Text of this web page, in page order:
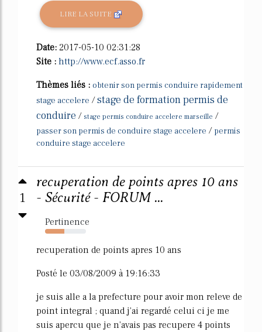
LIRE LA SUITE
Date: 2017-05-10 02:31:28
Site : http://www.ecf.asso.fr
Thèmes liés : obtenir son permis conduire rapidement
stage accelere /stage de formation permis de
conduire / stage permis conduire accelere marseille /
passer son permis de conduire stage accelere / permis
conduire stage accelere
1
recuperation de points apres 10 ans
- Sécurité - FORUM ...
Pertinence
47%
recuperation de points apres 10 ans
Posté le 03/08/2009 à 19:16:33
je suis alle a la prefecture pour avoir mon releve de
point integral ; quand j'ai regardé celui ci je me
suis apercu que je n'avais pas recupere 4 points